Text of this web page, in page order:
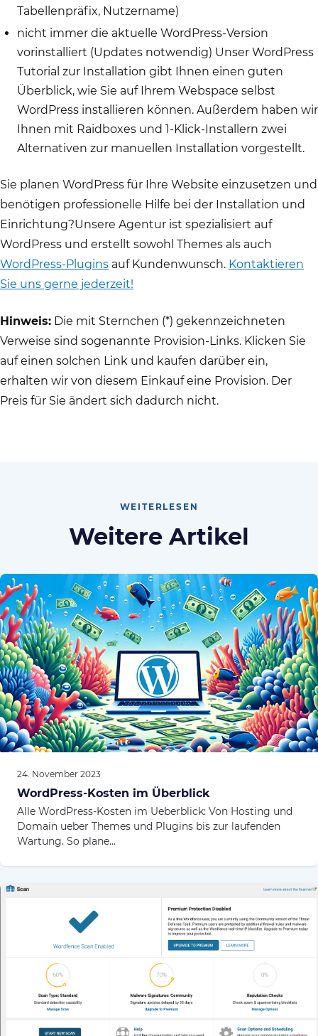
Tabellenpräfix, Nutzername)
nicht immer die aktuelle WordPress-Version
vorinstalliert (Updates notwendig) Unser WordPress
Tutorial zur Installation gibt Ihnen einen guten
Überblick, wie Sie auf Ihrem Webspace selbst
WordPress installieren können. Außerdem haben wir
Ihnen mit Raidboxes und 1-Klick-Installern zwei
Alternativen zur manuellen Installation vorgestellt.
Sie planen WordPress für Ihre Website einzusetzen und
benötigen professionelle Hilfe bei der Installation und
Einrichtung?Unsere Agentur ist spezialisiert auf
WordPress und erstellt sowohl Themes als auch
WordPress-Plugins auf Kundenwunsch. Kontaktieren
Sie uns gerne jederzeit!
Hinweis: Die mit Sternchen (*) gekennzeichneten
Verweise sind sogenannte Provision-Links. Klicken Sie
auf einen solchen Link und kaufen darüber ein,
erhalten wir von diesem Einkauf eine Provision. Der
Preis für Sie ändert sich dadurch nicht.
WEITERLESEN
Weitere Artikel
24. November 2023
WordPress-Kosten im Überblick
Alle WordPress-Kosten im Ueberblick: Von Hosting und
Domain ueber Themes und Plugins bis zur laufenden
Wartung. So plane...